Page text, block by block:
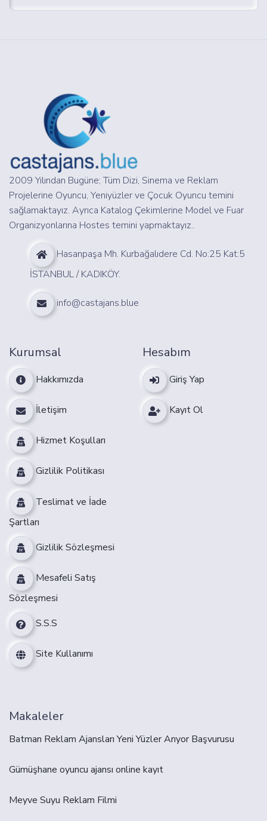
2009 Yılından Bugüne; Tüm Dizi, Sinema ve Reklam
Projelerine Oyuncu, Yeniyüzler ve Çocuk Oyuncu temini
sağlamaktayız. Ayrıca Katalog Çekimlerine Model ve Fuar
Organizyonlarına Hostes temini yapmaktayız..
Hasanpaşa Mh. Kurbağalıdere Cd. No:25 Kat:5
İSTANBUL / KADIKÖY.
info@castajans.blue
Kurumsal
Hakkımızda
İletişim
Hizmet Koşulları
Gizlilik Politikası
Teslimat ve İade
Şartları
Gizlilik Sözleşmesi
Mesafeli Satış
Sözleşmesi
S.S.S
Site Kullanımı
Hesabım
Giriş Yap
Kayıt Ol
Makaleler
Batman Reklam Ajansları Yeni Yüzler Arıyor Başvurusu
Gümüşhane oyuncu ajansı online kayıt
Meyve Suyu Reklam Filmi